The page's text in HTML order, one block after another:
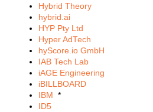
Hybrid Theory
hybrid.ai
HYP Pty Ltd
Hyper AdTech
hyScore.io GmbH
IAB Tech Lab
iAGE Engineering
iBILLBOARD
IBM *
ID5